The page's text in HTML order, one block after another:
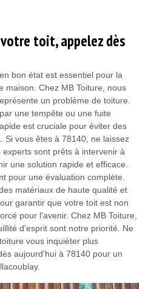
toit, appelez dès
bon état est essentiel pour la
maison. Chez MB Toiture, nous
un problème de toiture.
une tempête ou une fuite
est cruciale pour éviter des
Si vous êtes à 78140, ne laissez
sont prêts à intervenir à
une solution rapide et efficace.
pour une évaluation complète.
matériaux de haute qualité et
garantir que votre toit est non
pour l'avenir. Chez MB Toiture,
d'esprit sont notre priorité. Ne
vous inquiéter plus
aujourd'hui à 78140 pour un